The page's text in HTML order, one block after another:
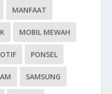
MANFAAT
MOBIL MEWAH
PONSEL
SAMSUNG